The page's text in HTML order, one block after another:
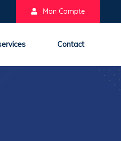
Mon Compte
Contact